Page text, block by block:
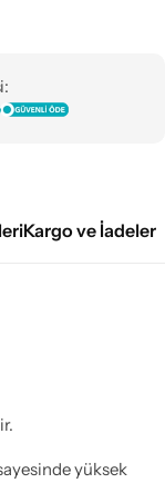
Kargo ve İadeler
yüksek